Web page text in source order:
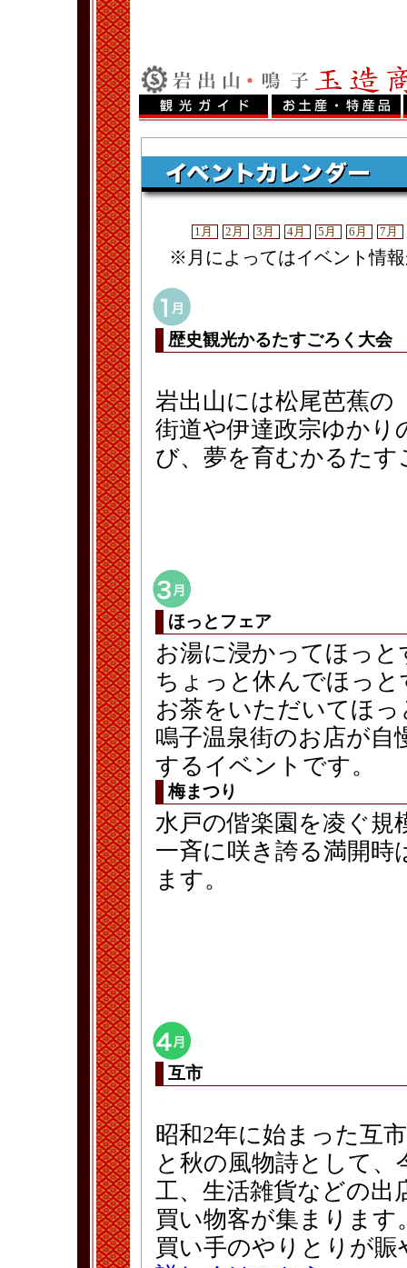
1月 2月 3月 4月 5月 6月 7月
※月によってはイベント情
歴史観光かるたすごろく大会
岩出山には松尾芭蕉の
街道や伊達政宗ゆかり
び、夢を育むかるたす
ほっとフェア
お湯に浸かってほっと
ちょっと休んでほっと
お茶をいただいてほっ
鳴子温泉街のお店が自
するイベントです。
梅まつり
水戸の偕楽園を凌ぐ
一斉に咲き誇る満開時
ます。
互市
昭和2年に始まった互
と秋の風物詩として
工、生活雑貨などの出
買い物客が集まります
買い手のやりとりが賑